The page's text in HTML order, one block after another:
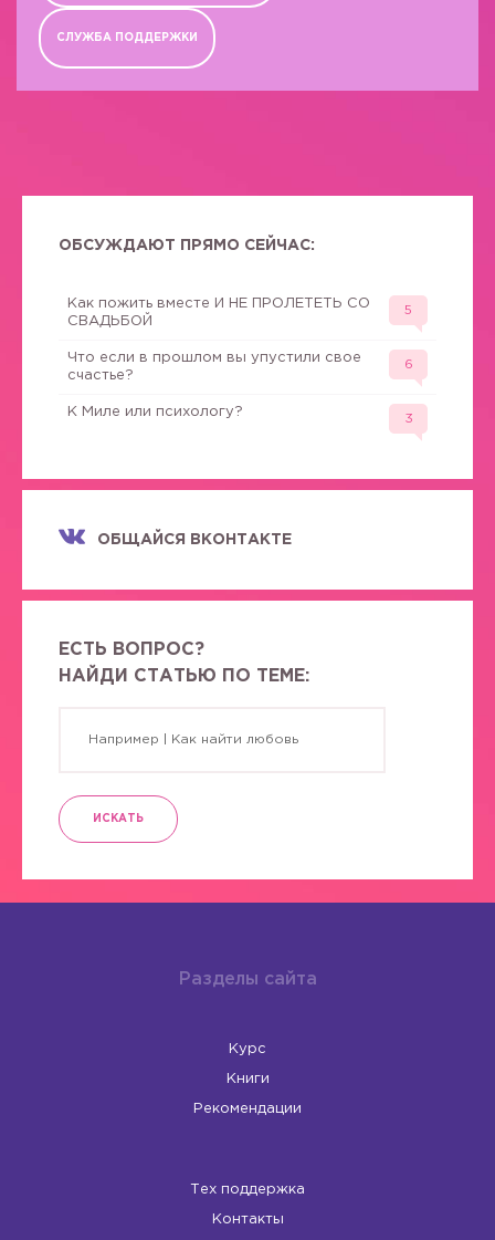
СЛУЖБА ПОДДЕРЖКИ
ОБСУЖДАЮТ ПРЯМО СЕЙЧАС:
Как пожить вместе И НЕ ПРОЛЕТЕТЬ СО
СВАДЬБОЙ
5
Что если в прошлом вы упустили свое
счастье?
6
К Миле или психологу?
3
ОБЩАЙСЯ ВКОНТАКТЕ
ЕСТЬ ВОПРОС?
НАЙДИ СТАТЬЮ ПО ТЕМЕ:
ИСКАТЬ
Разделы сайта
Курс
Книги
Рекомендации
Тех поддержка
Контакты